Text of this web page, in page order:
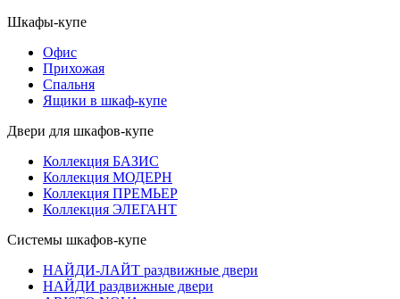
Шкафы-купе
Офис
Прихожая
Спальня
Ящики в шкаф-купе
Двери для шкафов-купе
Коллекция БАЗИС
Коллекция МОДЕРН
Коллекция ПРЕМЬЕР
Коллекция ЭЛЕГАНТ
Системы шкафов-купе
НАЙДИ-ЛАЙТ раздвижные двери
НАЙДИ раздвижные двери